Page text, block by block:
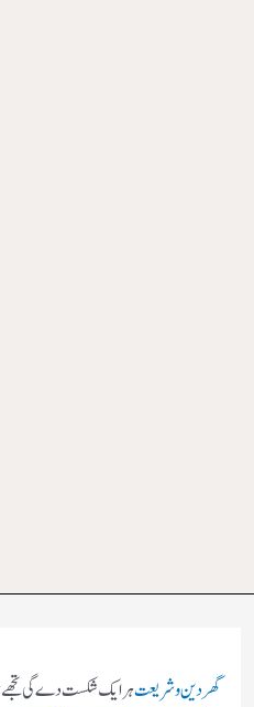
گھردین و شریعتہر ایک شکست دے گی تجھے